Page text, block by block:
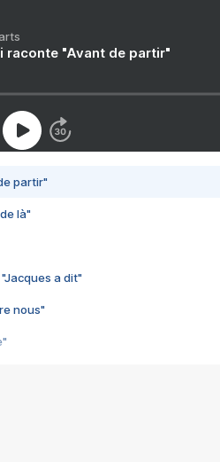
raconte "Avant de partir"
partir"
là"
a dit"
nous"